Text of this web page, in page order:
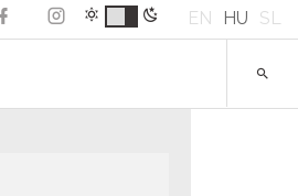
EN HU SL